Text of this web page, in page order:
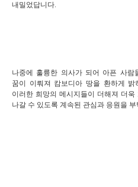
내밀었답니다.
나중에 훌륭한 의사가 되어 아픈 사람
꿈이 이뤄져 캄보디아 땅을 환하게 밝
이러한 희망의 메시지들이 더해져 더
나갈 수 있도록 계속된 관심과 응원을